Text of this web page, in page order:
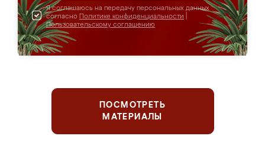
Я соглашаюсь на передачу персональных данных
согласно Политике конфиденциальности
Пользовательскому соглашению
ПОСМОТРЕТЬ
МАТЕРИАЛЫ